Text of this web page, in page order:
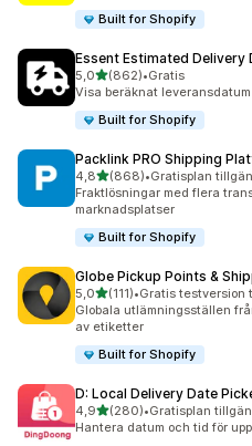
Built for Shopify
Essent Estimated Delivery
5,0av 5 stjärnor
(862)
862 recensioner totalt
•Gratis
Visa beräknat
Built for Shopify
Packlink PRO Shipping
4,8av 5 stjärnor
(868)
868 recensioner totalt
•Gratisplan
Fraktlösningar med flera
marknadsplatser
Built for Shopify
Globe Pickup Points &
5,0av 5 stjärnor
(111)
111 recensioner totalt
•Gratis testversion
Globala utlämningsställen
av etiketter
Built for Shopify
D: Local Delivery Date
4,9av 5 stjärnor
(280)
280 recensioner totalt
•Gratisplan
Hantera datum och tid för